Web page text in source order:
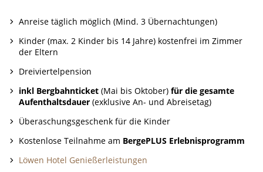
Anreise täglich möglich (Mind. 3 Übernachtungen)
Kinder (max. 2 Kinder bis 14 Jahre) kostenfrei im Zimmer
der Eltern
Dreiviertelpension
inkl Bergbahnticket (Mai bis Oktober) für die gesamte
Aufenthaltsdauer (exklusive An- und Abreisetag)
Überaschungsgeschenk für die Kinder
Kostenlose Teilnahme am BergePLUS Erlebnisprogramm
Löwen Hotel Genießerleistungen